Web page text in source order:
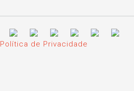
Política de Privacidade